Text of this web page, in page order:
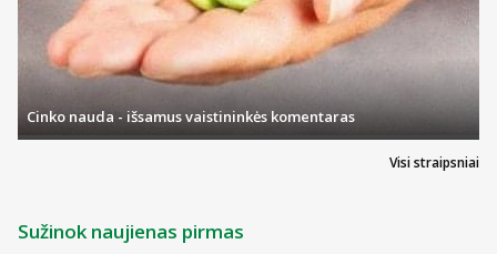
Visi straipsniai
Cinko nauda - išsamus vaistininkės komentaras
Sužinok naujienas pirmas